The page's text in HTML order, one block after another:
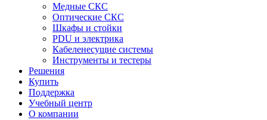
Медные СКС
Оптические СКС
Шкафы и стойки
PDU и электрика
Кабеленесущие системы
Инструменты и тестеры
Решения
Купить
Поддержка
Учебный центр
О компании